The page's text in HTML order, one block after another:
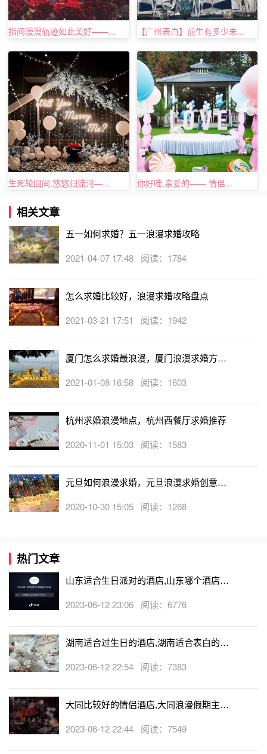
唯美的浪漫求婚方式：浪漫葡萄园，最美的邂逅
中秋将至，又到了一年葡萄成熟的时候，在这个时间，当你
牵着最爱的她的手走进葡萄园，随处可以闻到葡萄的芬芳，
当你和她站在一起的时候，风中更夹杂着浪漫的气息，再讲
一个最美的时节，带她去采摘葡萄，并且亲自酿造一瓶葡萄
酒，而这瓶葡萄酒的名字这是你和她的名称的缩写，当你能
完成葡萄酒的酿造以后，你也可以绅士地邀请她和你前往下
一站，也就是婚姻的路程，这样的求婚是文艺气息懂浪漫。
指间漫漫轨迹如此美好——... 【广州表白】前生有多少未...
生死轮回间,悠悠归流河—... 你好哇,亲爱的—— 情侣...
相关文章
五一如何求婚？五一浪漫求婚攻略
2021-04-07 17:48 阅读：1784
怎么求婚比较好，浪漫求婚攻略盘点
2021-03-21 17:51 阅读：1942
厦门怎么求婚最浪漫，厦门浪漫求婚方式
2021-01-08 16:58 阅读：1603
杭州求婚浪漫地点，杭州西餐厅求婚推荐
2020-11-01 15:03 阅读：1583
元旦如何浪漫求婚，元旦浪漫求婚创意攻
2020-10-30 15:05 阅读：1268
热门文章
山东适合生日派对的酒店,山东哪个酒店有
2023-06-12 23:06 阅读：6776
湖南适合过生日的酒店,湖南适合表白的酒
2023-06-12 22:54 阅读：7383
大同比较好的情侣酒店,大同浪漫假期主题
2023-06-12 22:44 阅读：7549